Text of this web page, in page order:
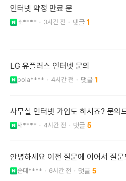
인터넷 약정 만료 문
소**** 3시간 전 1
LG 유플러스 인터넷 문의
pola**** 4시간 전 1
사무실 인터넷 가입도 하시죠? 문의
새**** 4시간 전 5
안녕하세요 이전 질문에 이어서 질문
순대**** 6시간 전 5